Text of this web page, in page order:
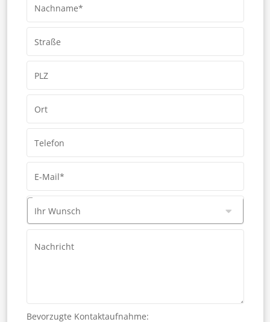
Nachname*
Straße
PLZ
Ort
Telefon
E-Mail*
Ihr Wunsch
Nachricht
Bevorzugte Kontaktaufnahme: